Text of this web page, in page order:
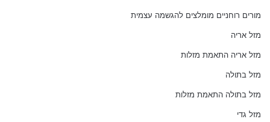
מורים רוחניים מומלצים להגשמה עצמית
מזל אריה
מזל אריה התאמת מזלות
מזל בתולה
מזל בתולה התאמת מזלות
מזל גדי